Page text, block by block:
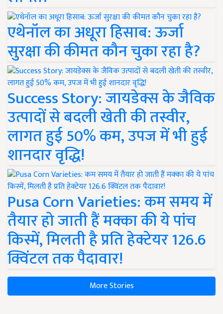
एथेनॉल का अधूरा हिसाब: ऊर्जा
सुरक्षा की कीमत कौन चुका रहा है?
Success Story: जायडेक्स के जैविक
उत्पादों से बदली खेती की तस्वीर,
लागत हुई 50% कम, उपज में भी हुई
शानदार वृद्धि!
Pusa Corn Varieties: कम समय में
तैयार हो जाती हैं मक्का की ये पांच
किस्में, मिलती है प्रति हेक्टेयर 126.6
क्विंटल तक पैदावार!
More Stories